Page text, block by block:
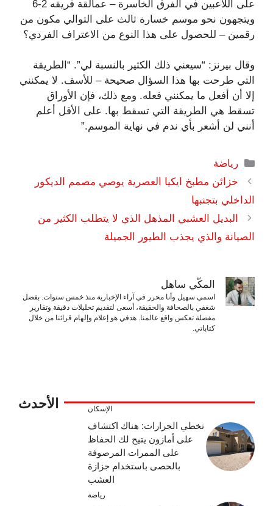
على اللاعبين في الفرق الخاسرة – عمالقة فريقه 2-6
ويتجهون نحو موسم خسارة ثالث على التوالي مكون من
رقمين – للحصول على هذا النوع من الاعتراف الفردي؟
وقال بيرنز: “سيعني ذلك الكثير بالنسبة لي”. “الطريقة
التي طرحت بها هذا السؤال صحيحة – للأسف. لا يمكنني
إلا أن أفعل ما يمكنني فعله. ومع ذلك، فإن الأوراق
تسقط هي الطريقة التي تسقط بها. على الأقل أعلم
أنني لن أشعر بأي ندم في نهاية الموسم.”
التصنيفات
رياضة
خزائن مطبخ ايكيا العصرية يوصي مصمم الديكور
الداخلي بتجنبها
البديل العشبي المذهل الذي لا يتطلب الكثير من
الصيانة والذي يجذب الطيور الجميلة
المكّي ساهل
اسمي سهيل وأنا محرر في آراء الإخبارية منذ خمس سنوات. بفضل
شغفي بالصحافة والحقيقة، أسعى لتقديم تحليلات دقيقة وتقارير
مفصلة تعكس واقع عالمنا. هدفي هو إعلام وإلهام قرائنا من خلال
كتاباتي.
الأحدث الإسكان
تخطي الجرارات: هناك اكتشاف
على أمازون يتيح لك الحفاظ
على الممرات المرصوفة
بالحصى باستخدام جزازة
العشب
رياضة